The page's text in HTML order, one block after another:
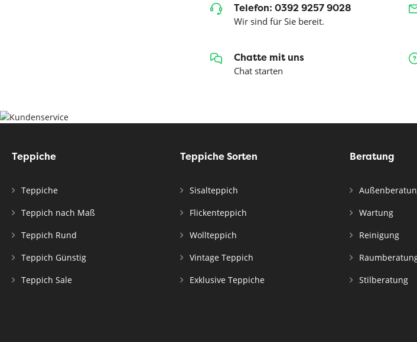
Telefon: 0392 9257 9028
Wir sind für Sie bereit.
Chatte mit uns
Chat starten
Teppiche
Teppiche
Teppich nach Maß
Teppich Rund
Teppich Günstig
Teppich Sale
Teppiche Sorten
Sisalteppich
Flickenteppich
Wollteppich
Vintage Teppich
Exklusive Teppiche
Beratung
Wartung
Reinigung
Stilberatung